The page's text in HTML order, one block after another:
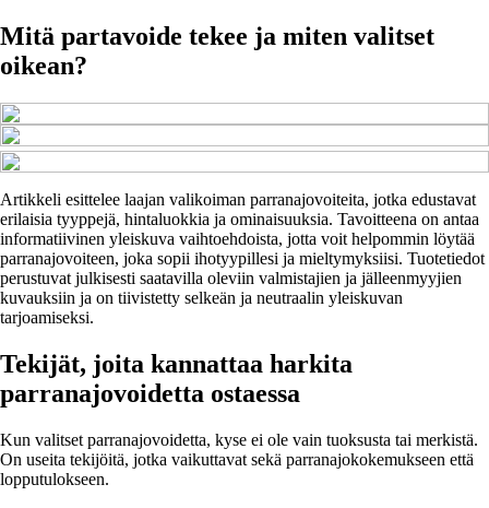
Mitä partavoide tekee ja miten valitset
oikean?
Artikkeli esittelee laajan valikoiman parranajovoiteita, jotka edustavat
erilaisia tyyppejä, hintaluokkia ja ominaisuuksia. Tavoitteena on antaa
informatiivinen yleiskuva vaihtoehdoista, jotta voit helpommin löytää
parranajovoiteen, joka sopii ihotyypillesi ja mieltymyksiisi. Tuotetiedot
perustuvat julkisesti saatavilla oleviin valmistajien ja jälleenmyyjien
kuvauksiin ja on tiivistetty selkeän ja neutraalin yleiskuvan
tarjoamiseksi.
Tekijät, joita kannattaa harkita
parranajovoidetta ostaessa
Kun valitset parranajovoidetta, kyse ei ole vain tuoksusta tai merkistä.
On useita tekijöitä, jotka vaikuttavat sekä parranajokokemukseen että
lopputulokseen.